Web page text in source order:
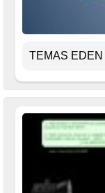
TEMAS